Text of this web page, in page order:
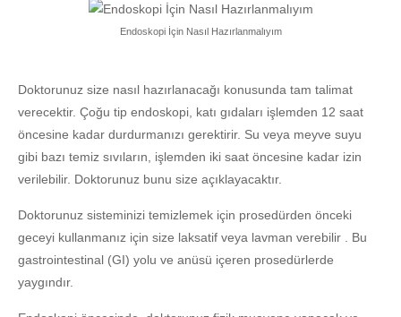
Endoskopi İçin Nasıl Hazırlanmalıyım
Doktorunuz size nasıl hazırlanacağı konusunda tam talimat
verecektir. Çoğu tip endoskopi, katı gıdaları işlemden 12 saat
öncesine kadar durdurmanızı gerektirir. Su veya meyve suyu
gibi bazı temiz sıvıların, işlemden iki saat öncesine kadar izin
verilebilir. Doktorunuz bunu size açıklayacaktır.
Doktorunuz sisteminizi temizlemek için prosedürden önceki
geceyi kullanmanız için size laksatif veya lavman verebilir . Bu
gastrointestinal (GI) yolu ve anüsü içeren prosedürlerde
yaygındır.